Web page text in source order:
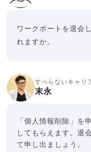
ワークポートを退会
れますか。
すべらないキャリ
末永
「個人情報削除」を
してもらえます。退
て申し出ましょう。